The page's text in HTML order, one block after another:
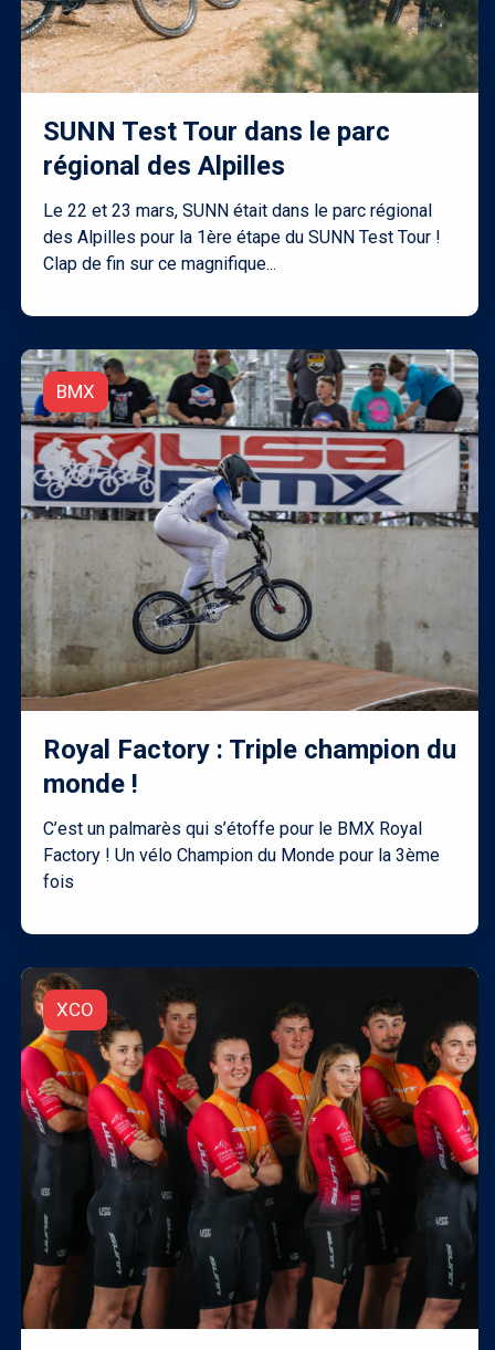
SUNN Test Tour dans le parc
régional des Alpilles
Le 22 et 23 mars, SUNN était dans le parc régional
des Alpilles pour la 1ère étape du SUNN Test Tour !
Clap de fin sur ce magnifique...
BMX
Royal Factory : Triple champion du
monde !
C’est un palmarès qui s’étoffe pour le BMX Royal
Factory ! Un vélo Champion du Monde pour la 3ème
fois
XCO